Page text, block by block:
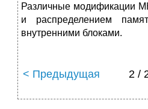
Различные модификации
и распределением
внутренними блоками.
< Предыдущая 2 /